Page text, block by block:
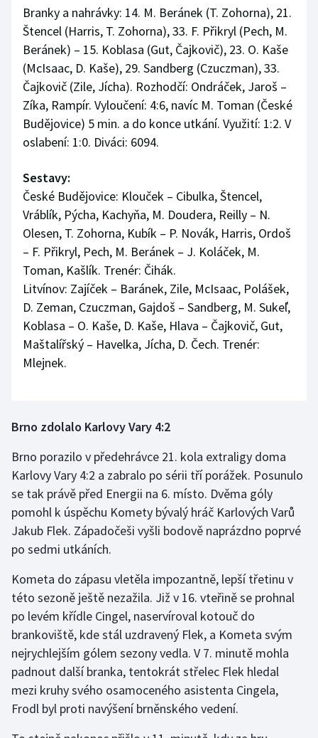
Rychlostní kanoistika
Short track
Sportovní střelba
Stolní tenis
Triatlon
Veslování
Vodní slalom
Volejbal
Ostatní
Branky a nahrávky: 14. M. Beránek (T. Zohorna), 21.
Štencel (Harris, T. Zohorna), 33. F. Přikryl (Pech, M.
Beránek) – 15. Koblasa (Gut, Čajkovič), 23. O. Kaše
(McIsaac, D. Kaše), 29. Sandberg (Czuczman), 33.
Čajkovič (Zile, Jícha). Rozhodčí: Ondráček, Jaroš –
Zíka, Rampír. Vyloučení: 4:6, navíc M. Toman (České
Budějovice) 5 min. a do konce utkání. Využití: 1:2. V
oslabení: 1:0. Diváci: 6094.
Sestavy:
České Budějovice: Klouček – Cibulka, Štencel,
Vráblík, Pýcha, Kachyňa, M. Doudera, Reilly – N.
Olesen, T. Zohorna, Kubík – P. Novák, Harris, Ordoš
– F. Přikryl, Pech, M. Beránek – J. Koláček, M.
Toman, Kašlík. Trenér: Čihák.
Litvínov: Zajíček – Baránek, Zile, McIsaac, Polášek,
D. Zeman, Czuczman, Gajdoš – Sandberg, M. Sukeľ,
Koblasa – O. Kaše, D. Kaše, Hlava – Čajkovič, Gut,
Maštalířský – Havelka, Jícha, D. Čech. Trenér:
Mlejnek.
Brno zdolalo Karlovy Vary 4:2
Brno porazilo v předehrávce 21. kola extraligy doma
Karlovy Vary 4:2 a zabralo po sérii tří porážek. Posunulo
se tak právě před Energii na 6. místo. Dvěma góly
pomohl k úspěchu Komety bývalý hráč Karlových Varů
Jakub Flek. Západočeši vyšli bodově naprázdno poprvé
po sedmi utkáních.
Kometa do zápasu vletěla impozantně, lepší třetinu v
této sezoně ještě nezažila. Již v 16. vteřině se prohnal
po levém křídle Cingel, naservíroval kotouč do
brankoviště, kde stál uzdravený Flek, a Kometa svým
nejrychlejším gólem sezony vedla. V 7. minutě mohla
padnout další branka, tentokrát střelec Flek hledal
mezi kruhy svého osamoceného asistenta Cingela,
Frodl byl proti navýšení brněnského vedení.